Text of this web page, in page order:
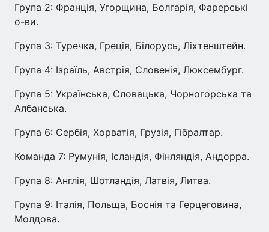
Група 2: Франція, Угорщина, Болгарія, Фарерські
о-ви.
Група 3: Туречка, Греція, Білорусь, Ліхтенштейн.
Група 4: Ізраїль, Австрія, Словенія, Люксембург.
Група 5: Українська, Словацька, Чорногорська та
Албанська.
Група 6: Сербія, Хорватія, Грузія, Гібралтар.
Команда 7: Румунія, Ісландія, Фінляндія, Андорра.
Група 8: Англія, Шотландія, Латвія, Литва.
Група 9: Італія, Польща, Боснія та Герцеговина,
Молдова.